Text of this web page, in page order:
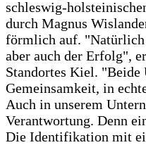
schleswig-
durch Magnus
förmlich auf. "Natürlich
aber auch der Erfolg",
Standortes Kiel. "Beide
Gemeinsamkeit, in
Auch in unserem
Verantwortung. Denn
Die Identifikation mit